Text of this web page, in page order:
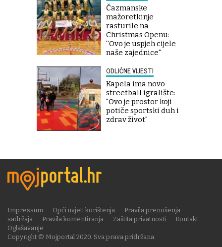
Čazmanske
mažoretkinje
rasturile na
Christmas Openu:
''Ovo je uspjeh cijele
naše zajednice''
ODLIČNE VIJESTI
Kapela ima novo
streetball igralište:
"Ovo je prostor koji
potiče sportski duh i
zdrav život"
Copyright © Mojportal 2020. Sva prava pridržana.
Impressum Opći uvjeti korištenja
Pravila prenošenja
sadržaja
Pravila komentiranja Zaštita privatnosti
Kontakt
Oglašavanje